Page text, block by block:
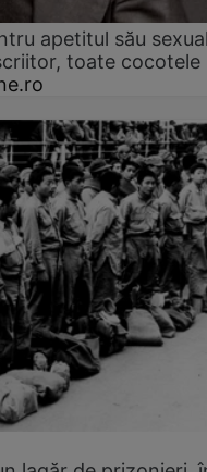
apetitul său
toate cocotele